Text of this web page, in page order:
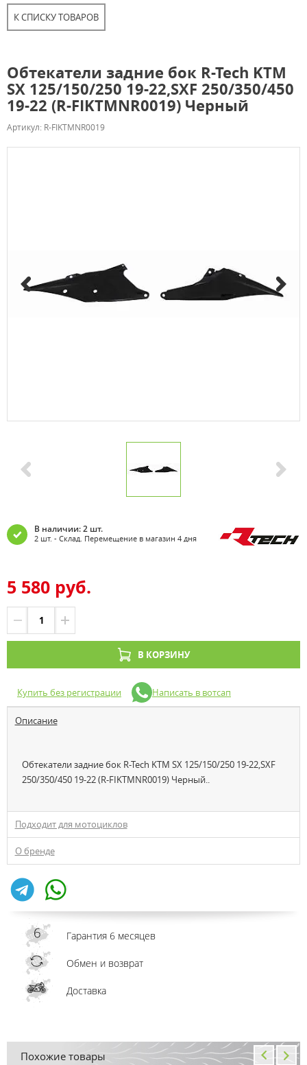
К СПИСКУ ТОВАРОВ
Обтекатели задние бок R-Tech KTM
SX 125/150/250 19-22,SXF 250/350/450
19-22 (R-FIKTMNR0019) Черный
Артикул: R-FIKTMNR0019
В наличии: 2 шт.
2 шт. - Склад. Перемещение в магазин 4 дня
5 580 руб.
В КОРЗИНУ
Купить без регистрации Написать в вотсап
Описание
Обтекатели задние бок R-Tech KTM SX 125/150/250 19-22,SXF
250/350/450 19-22 (R-FIKTMNR0019) Черный..
Подходит для мотоциклов
О бренде
Гарантия 6 месяцев
Обмен и возврат
Доставка
Похожие товары